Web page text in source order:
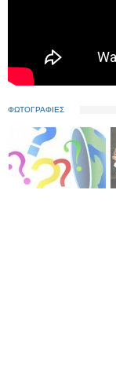
ΦΩΤΟΓΡΑΦΙΕΣ